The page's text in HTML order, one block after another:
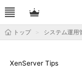
トップ システム運用
XenServer Tips